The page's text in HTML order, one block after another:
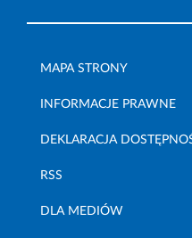
MAPA STRONY
INFORMACJE PRAWNE
DEKLARACJA
RSS
DLA MEDIÓW